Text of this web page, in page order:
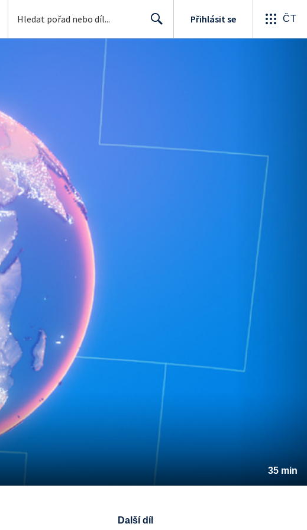
Přihlásit se ČT
35 min
Další díl